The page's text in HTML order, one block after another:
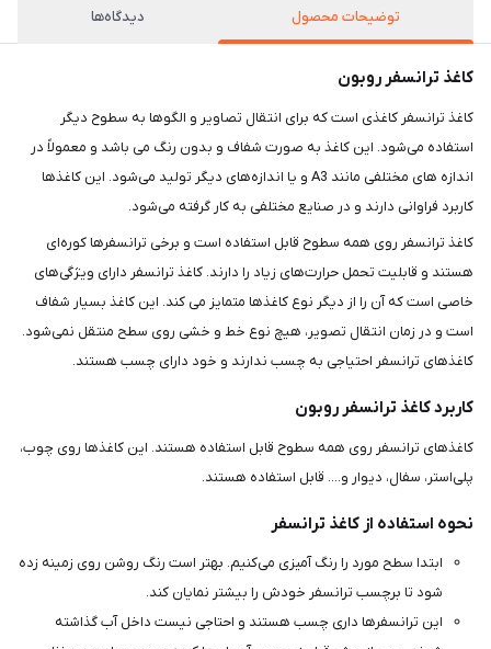
توضیحات محصول دیدگاه‌ها
کاغذ ترانسفر روبون
کاغذ ترانسفر کاغذی است که برای انتقال تصاویر و الگوها به سطوح دیگر
استفاده می‌شود. این کاغذ به صورت شفاف و بدون رنگ می باشد و معمولاً در
اندازه های مختلفی مانند A3 و یا اندازه‌های دیگر تولید می‌شود. این کاغذها
کاربرد فراوانی دارند و در صنایع مختلفی به کار گرفته می‌شود.
کاغذ ترانسفر روی همه سطوح قابل استفاده است و برخی ترانسفرها کوره‌ای
هستند و قابلیت تحمل حرارت‌های زیاد را دارند. کاغذ ترانسفر دارای ویژگی‌های
خاصی است که آن را از دیگر نوع کاغذها متمایز می کند. این کاغذ بسیار شفاف
است و در زمان انتقال تصویر، هیچ نوع خط و خشی روی سطح منتقل نمی‌شود.
کاغذهای ترانسفر احتیاجی به چسب ندارند و خود دارای چسب هستند.
کاربرد کاغذ ترانسفر روبون
کاغذهای ترانسفر روی همه سطوح قابل استفاده هستند. این کاغذها روی چوب،
پلی‌استر، سفال، دیوار و.... قابل استفاده هستند.
نحوه استفاده از کاغذ ترانسفر
ابتدا سطح مورد را رنگ آمیزی می‌کنیم. بهتر است رنگ روشن روی زمینه زده
شود تا برچسب ترانسفر خودش را بیشتر نمایان کند.
این ترانسفرها داری چسب هستند و احتاجی نیست داخل آب گذاشته